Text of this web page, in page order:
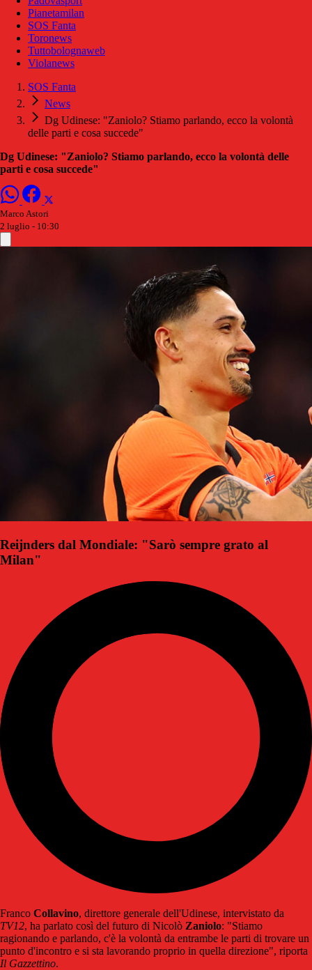
Pianetamilan
SOS Fanta
Toronews
Tuttobolognaweb
Violanews
SOS Fanta
News
Dg Udinese: "Zaniolo? Stiamo parlando, ecco la volontà
delle parti e cosa succede"
Dg Udinese: "Zaniolo? Stiamo parlando, ecco la volontà delle
parti e cosa succede"
Marco Astori
2 luglio - 10:30
Reijnders dal Mondiale: "Sarò sempre grato al
Milan"
Franco Collavino, direttore generale dell'Udinese, intervistato da
TV12, ha parlato così del futuro di Nicolò Zaniolo: "Stiamo
ragionando e parlando, c'è la volontà da entrambe le parti di trovare un
punto d'incontro e si sta lavorando proprio in quella direzione", riporta
Il Gazzettino.